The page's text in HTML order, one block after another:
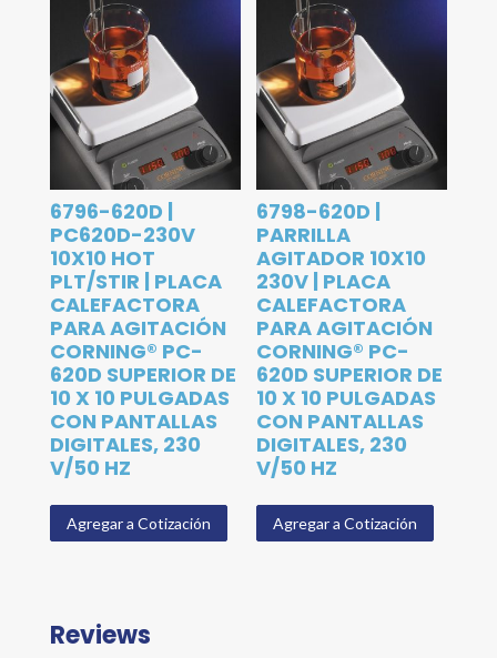
6796-620D |
PC620D-230V
10X10 HOT
PLT/STIR | PLACA
CALEFACTORA
PARA AGITACIÓN
CORNING® PC-
620D SUPERIOR DE
10 X 10 PULGADAS
CON PANTALLAS
DIGITALES, 230
V/50 HZ
Agregar a Cotización
6798-620D |
PARRILLA
AGITADOR 10X10
230V | PLACA
CALEFACTORA
PARA AGITACIÓN
CORNING® PC-
620D SUPERIOR DE
10 X 10 PULGADAS
CON PANTALLAS
DIGITALES, 230
V/50 HZ
Agregar a Cotización
Reviews